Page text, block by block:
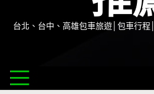
台北、台中、高雄包車旅遊│包車行